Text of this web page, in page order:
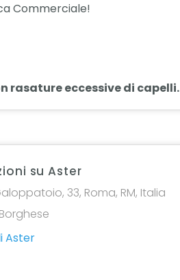
Commerciale!
rasature eccessive di capelli.
su Aster
33, Roma, RM, Italia
Aster